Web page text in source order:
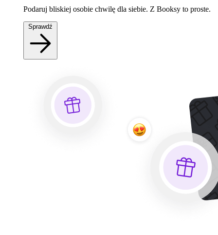
Podaruj bliskiej osobie chwilę dla siebie. Z Booksy to proste.